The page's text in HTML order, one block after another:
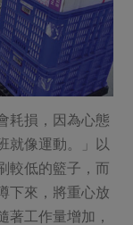
耗損，因為心態
就像運動。」以
較低的籃子，而
下來，將重心放
著工作量增加，